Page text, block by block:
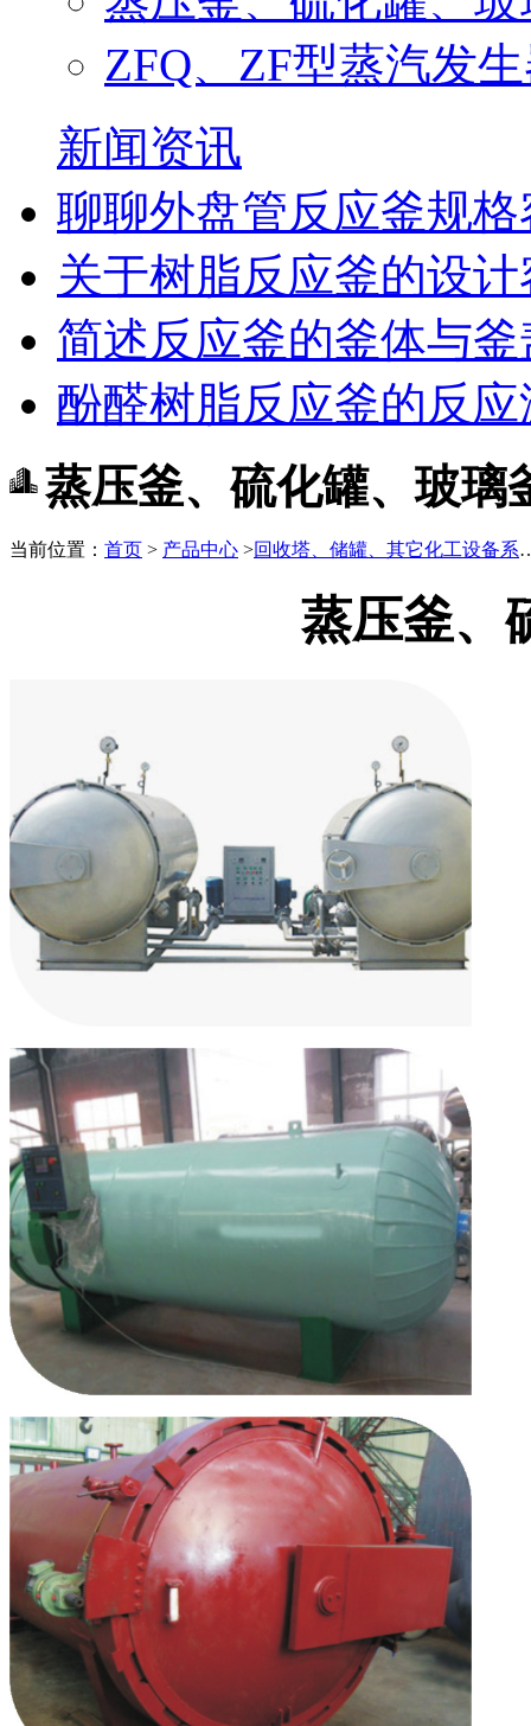
ZFQ、ZF型蒸汽发
新闻资讯
聊聊外盘管反应釜规
关于树脂反应釜的设
简述反应釜的釜体与釜
酚醛树脂反应釜的反
蒸压釜、硫化罐、玻璃
当前位置： 首页 > 产品中心 >回收塔、储罐、其它化工设备系列
蒸压釜、